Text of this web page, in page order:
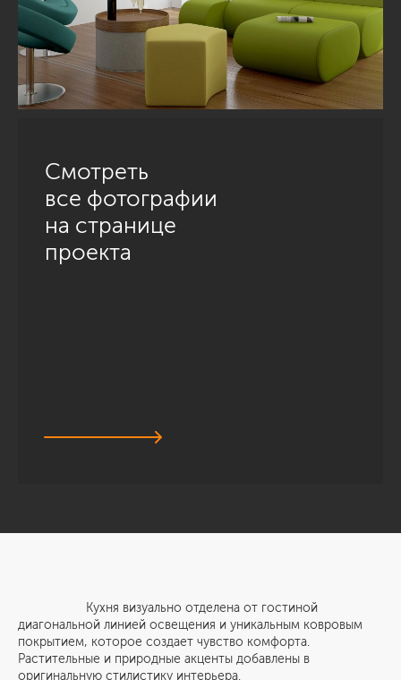
Смотреть
все фотографии
на странице
проекта
Кухня визуально отделена от гостиной
диагональной линией освещения и уникальным ковровым
покрытием, которое создает чувство комфорта.
Растительные и природные акценты добавлены в
оригинальную стилистику интерьера.